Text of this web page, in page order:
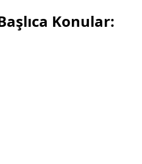
Konular: